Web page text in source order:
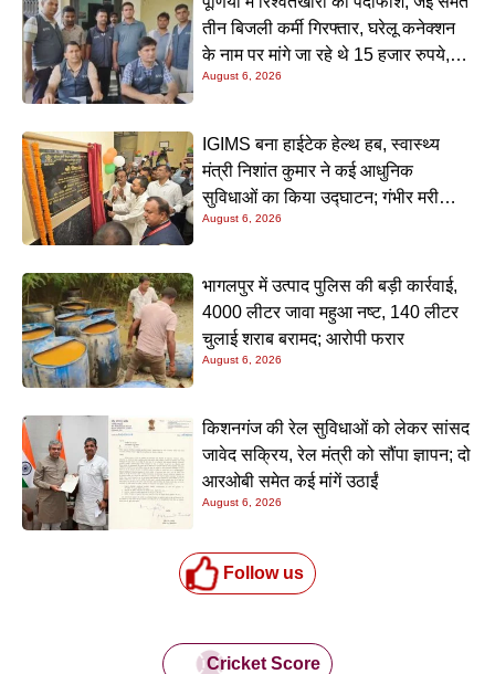
तीन बिजली कर्मी गिरफ्तार, घरेलू कनेक्शन
के नाम पर मांगे जा रहे थे 15 हजार रुपये,
निगरानी टीम ने रंगे हाथ पकड़ा
August 6, 2026
IGIMS बना हाईटेक हेल्थ हब, स्वास्थ्य
मंत्री निशांत कुमार ने कई आधुनिक
सुविधाओं का किया उद्घाटन; गंभीर मरीजों
के इलाज में आएगा बड़ा सुधार
August 6, 2026
भागलपुर में उत्पाद पुलिस की बड़ी कार्रवाई,
4000 लीटर जावा महुआ नष्ट, 140 लीटर
चुलाई शराब बरामद; आरोपी फरार
August 6, 2026
किशनगंज की रेल सुविधाओं को लेकर सांसद
जावेद सक्रिय, रेल मंत्री को सौंपा ज्ञापन; दो
आरओबी समेत कई मांगें उठाईं
August 6, 2026
Follow us
Cricket Score